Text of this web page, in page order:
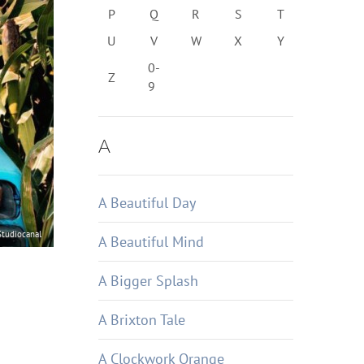
P Q R S
T
U
V W X Y
Z
0-
9
A
A Beautiful Day
A Beautiful Mind
A Bigger Splash
A Brixton Tale
A Clockwork Orange